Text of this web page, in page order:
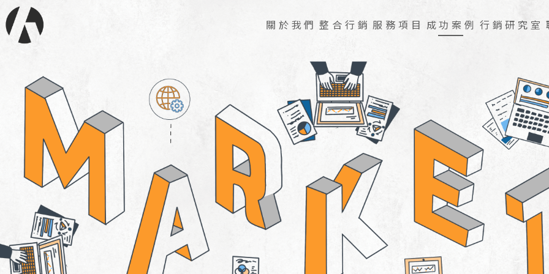
關於我們 整合行銷 服務項目 成功案例 行銷研究室